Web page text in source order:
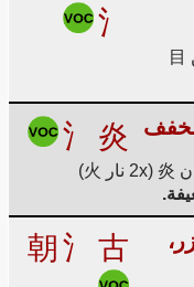
氵
氵 炎
朝氵 古